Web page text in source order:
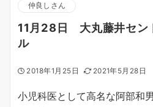
仲良しさん
11月28日 大丸藤井セ
ル
2018年1月25日 2021年5月28日
小児科医として高名な阿部和男